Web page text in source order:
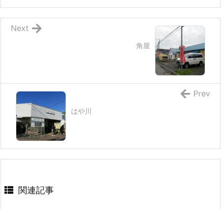
角屋
Next
はや川
Prev
関連記事